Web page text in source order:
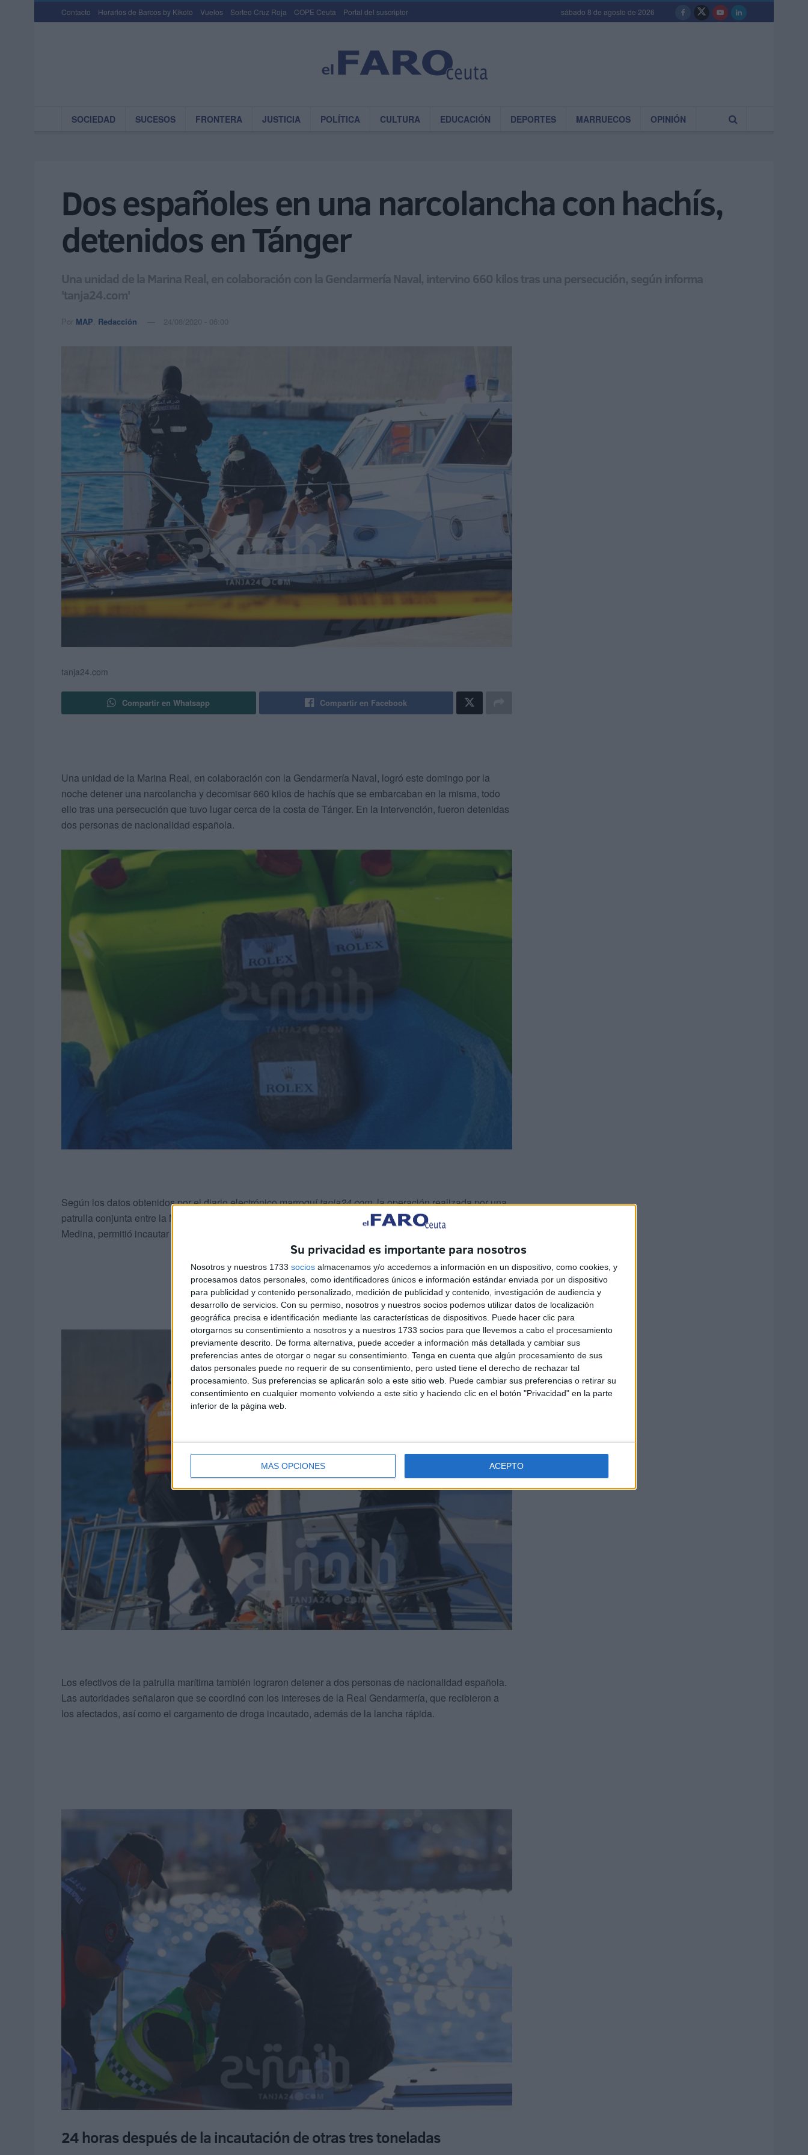
Su privacidad es importante para nosotros
Nosotros y nuestros 1733 socios almacenamos y/o accedemos a información en un dispositivo, como cookies, y
procesamos datos personales, como identificadores únicos e información estándar enviada por un dispositivo
para publicidad y contenido personalizado, medición de publicidad y contenido, investigación de audiencia y
desarrollo de servicios. Con su permiso, nosotros y nuestros socios podemos utilizar datos de localización
geográfica precisa e identificación mediante las características de dispositivos. Puede hacer clic para
otorgarnos su consentimiento a nosotros y a nuestros 1733 socios para que llevemos a cabo el procesamiento
previamente descrito. De forma alternativa, puede acceder a información más detallada y cambiar sus
preferencias antes de otorgar o negar su consentimiento. Tenga en cuenta que algún procesamiento de sus
datos personales puede no requerir de su consentimiento, pero usted tiene el derecho de rechazar tal
procesamiento. Sus preferencias se aplicarán solo a este sitio web. Puede cambiar sus preferencias o retirar su
consentimiento en cualquier momento volviendo a este sitio y haciendo clic en el botón "Privacidad" en la parte
inferior de la página web.
MÁS OPCIONES ACEPTO
Contacto Horarios de Barcos by Kikoto Vuelos Sorteo Cruz Roja COPE Ceuta Portal del suscriptor sábado 8 de agosto de 2026
SOCIEDAD SUCESOS FRONTERA JUSTICIA POLÍTICA CULTURA EDUCACIÓN DEPORTES MARRUECOS OPINIÓN
Dos españoles en una narcolancha con hachís,
detenidos en Tánger
Una unidad de la Marina Real, en colaboración con la Gendarmería Naval, intervino 660 kilos tras una persecución, según informa
'tanja24.com'
Por MAP Redacción 24/08/2020 - 06:00
tanja24.com
Compartir en Whatsapp Compartir en Facebook
Una unidad de la Marina Real, en colaboración con la Gendarmería Naval, logró este domingo por la
noche detener una narcolancha y decomisar 660 kilos de hachís que se embarcaban en la misma, todo
ello tras una persecución que tuvo lugar cerca de la costa de Tánger. En la intervención, fueron detenidas
dos personas de nacionalidad española.
Según los datos obtenidos por el diario electrónico marroquítanja24.com, la operación realizada por una
patrulla conjunta entre la Marina Real y la Gendarmería Marítima, así como la empresa portuaria Tánger-
Medina, permitió incautar esta importante cantidad de droga a bordo de la embarcación.
Los efectivos de la patrulla marítima también lograron detener a dos personas de nacionalidad española.
Las autoridades señalaron que se coordinó con los intereses de la Real Gendarmería, que recibieron a
los afectados, así como el cargamento de droga incautado, además de la lancha rápida.
24 horas después de la incautación de otras tres toneladas